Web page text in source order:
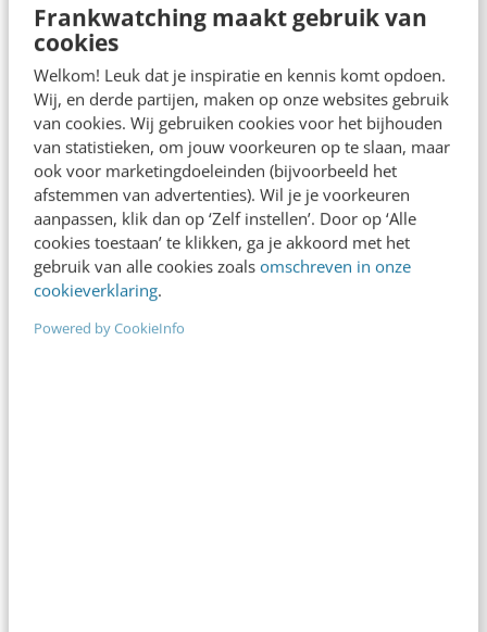
Frankwatching maakt gebruik van
cookies
Welkom! Leuk dat je inspiratie en kennis komt opdoen.
Wij, en derde partijen, maken op onze websites gebruik
van cookies. Wij gebruiken cookies voor het bijhouden
van statistieken, om jouw voorkeuren op te slaan, maar
ook voor marketingdoeleinden (bijvoorbeeld het
afstemmen van advertenties). Wil je je voorkeuren
aanpassen, klik dan op ‘Zelf instellen’. Door op ‘Alle
cookies toestaan’ te klikken, ga je akkoord met het
gebruik van alle cookies zoals omschreven in onze
cookieverklaring.
Powered by CookieInfo
associaties bij (potentiële) medewerkers en de
arbeidsmarkt. Een activatieplan richt zich niet
alleen op communicatie, maar ook op gedrag
en beleving – in elke fase van de reis. Dit
betreft onboarding, leidinggevend gedrag,
dagelijkse praktijk en zelfs afscheid nemen.
Een goed activatieplan raakt meerdere
domeinen: HR, arbeidsmarktcommunicatie,
MarCom, directie, leidinggevenden én
medewerkers. Employer branding is van